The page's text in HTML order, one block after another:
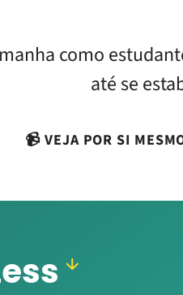
como
até se
📹 VEJA POR SI